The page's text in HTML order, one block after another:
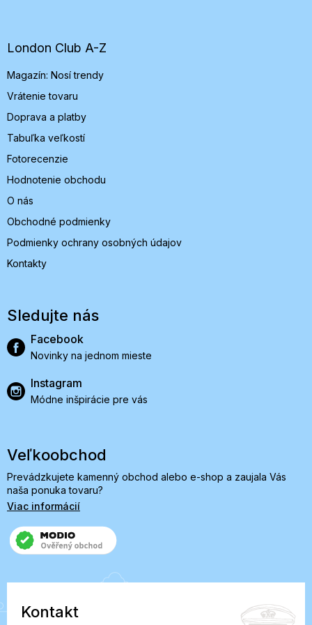
e
London Club A-Z
Magazín: Nosí trendy
Vrátenie tovaru
Doprava a platby
Tabuľka veľkostí
Fotorecenzie
Hodnotenie obchodu
O nás
Obchodné podmienky
Podmienky ochrany osobných údajov
Kontakty
Sledujte nás
Facebook
Novinky na jednom mieste
Instagram
Módne inšpirácie pre vás
Veľkoobchod
Prevádzkujete kamenný obchod alebo e-shop a zaujala Vás
naša ponuka tovaru?
Viac informácií
Kontakt